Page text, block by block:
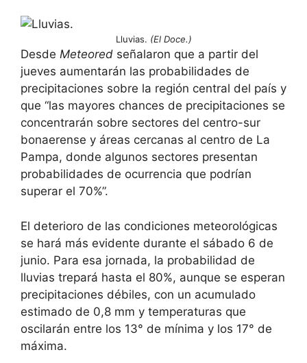
Lluvias. (El Doce.)
Desde Meteored señalaron que a partir del
jueves aumentarán las probabilidades de
precipitaciones sobre la región central del país y
que “las mayores chances de precipitaciones se
concentrarán sobre sectores del centro-sur
bonaerense y áreas cercanas al centro de La
Pampa, donde algunos sectores presentan
probabilidades de ocurrencia que podrían
superar el 70%”.
El deterioro de las condiciones meteorológicas
se hará más evidente durante el sábado 6 de
junio. Para esa jornada, la probabilidad de
lluvias trepará hasta el 80%, aunque se esperan
precipitaciones débiles, con un acumulado
estimado de 0,8 mm y temperaturas que
oscilarán entre los 13° de mínima y los 17° de
máxima.